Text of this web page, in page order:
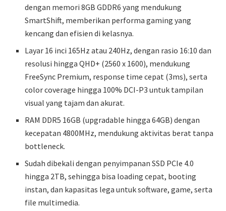
dengan memori 8GB GDDR6 yang mendukung
SmartShift, memberikan performa gaming yang
kencang dan efisien di kelasnya.
Layar 16 inci 165Hz atau 240Hz, dengan rasio 16:10 dan
resolusi hingga QHD+ (2560 x 1600), mendukung
FreeSync Premium, response time cepat (3ms), serta
color coverage hingga 100% DCI-P3 untuk tampilan
visual yang tajam dan akurat.
RAM DDR5 16GB (upgradable hingga 64GB) dengan
kecepatan 4800MHz, mendukung aktivitas berat tanpa
bottleneck.
Sudah dibekali dengan penyimpanan SSD PCIe 4.0
hingga 2TB, sehingga bisa loading cepat, booting
instan, dan kapasitas lega untuk software, game, serta
file multimedia.